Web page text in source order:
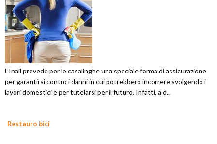
L’Inail prevede per le casalinghe una speciale forma di assicurazione
per garantirsi contro i danni in cui potrebbero incorrere svolgendo i
lavori domestici e per tutelarsi per il futuro. Infatti, a d...
Restauro bici